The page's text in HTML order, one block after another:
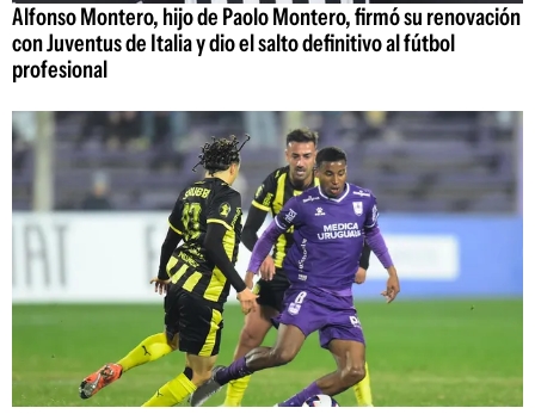
Alfonso Montero, hijo de Paolo Montero, firmó su renovación
con Juventus de Italia y dio el salto definitivo al fútbol
profesional